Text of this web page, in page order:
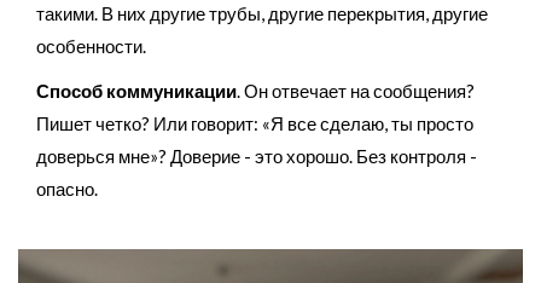
такими. В них другие трубы, другие перекрытия, другие
особенности.
Способ коммуникации. Он отвечает на сообщения?
Пишет четко? Или говорит: «Я все сделаю, ты просто
доверься мне»? Доверие - это хорошо. Без контроля -
опасно.